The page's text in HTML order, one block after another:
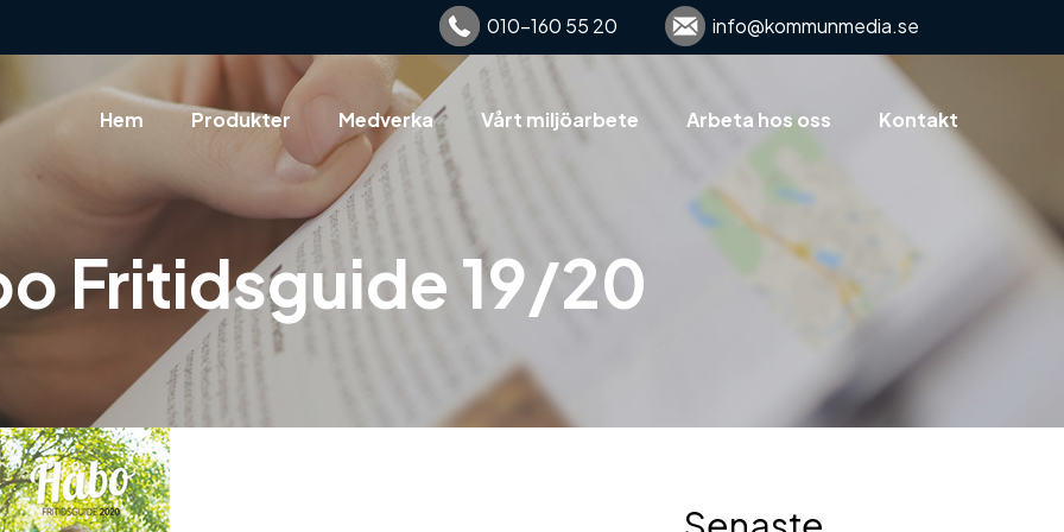
info@kommunmedia.se
010-160 55 20
Hem Produkter Medverka Vårt miljöarbete Arbeta hos oss Kontakt
Fritidsguide 19/20